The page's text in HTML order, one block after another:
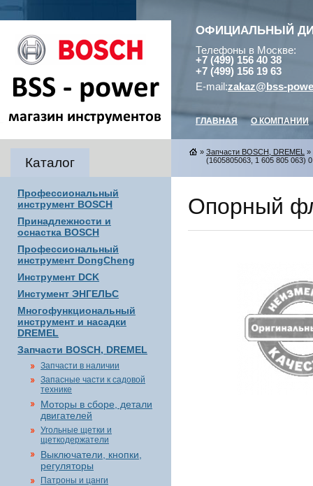
ОФИЦИАЛЬНЫЙ
Телефоны в Москве:
+7 (499) 156 40 38
+7 (499) 156 19 63
E-mail:zakaz@bss-
ГЛАВНАЯ О КОМПАНИИ
Каталог
Профессиональный
инструмент BOSCH
Принадлежности и
оснастка BOSCH
Профессиональный
инструмент DongCheng
Инструмент DCK
Инстумент ЭНГЕЛЬС
Многофункциональный
инструмент и насадки
DREMEL
Запчасти BOSCH, DREMEL
Запчасти в наличии
Запасные части к садовой
технике
Моторы в сборе, детали
двигателей
Угольные щетки и
щеткодержатели
Выключатели, кнопки,
регуляторы
Патроны и цанги
» Запчасти BOSCH, DREMEL »
(1605805063, 1 605 805 063)
Опорный